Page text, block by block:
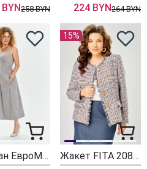
258 BYN 224 BYN264 BYN
Сарафан ЕвроМода 741 серый + розовая полоска
15%
Жакет FITA 20803 бежевый + деним